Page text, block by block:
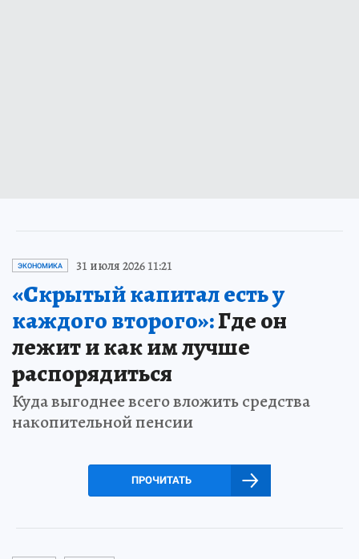
ЭКОНОМИКА 31 июля 2026 11:21
«Скрытый капитал есть у
каждого второго»:Где он
лежит и как им лучше
распорядиться
Куда выгоднее всего вложить средства
накопительной пенсии
ПРОЧИТАТЬ